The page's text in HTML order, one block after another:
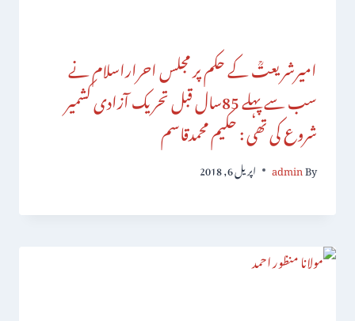
امیرشریعتؒ کے حکم پر مجلس احراراسلام نے
سب سے پہلے 85سال قبل تحریک آزادی کشمیر
شروع کی تھی : حکیم محمدقاسم
By
admin اپریل 6, 2018